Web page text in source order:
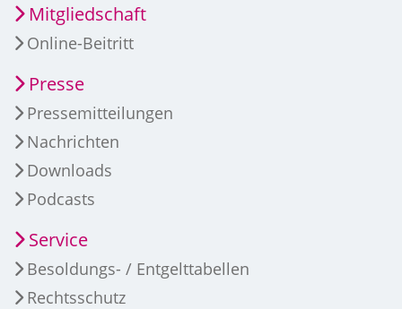
Mitgliedschaft
Online-Beitritt
Presse
Pressemitteilungen
Nachrichten
Downloads
Podcasts
Service
Besoldungs- / Entgelttabellen
Rechtsschutz